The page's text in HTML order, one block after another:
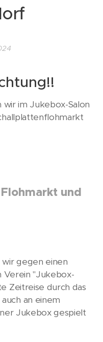
wir im Jukebox-Salon
und
gegen einen
Verein "Jukebox-
Zeitreise durch das
an einem
Jukebox gespielt